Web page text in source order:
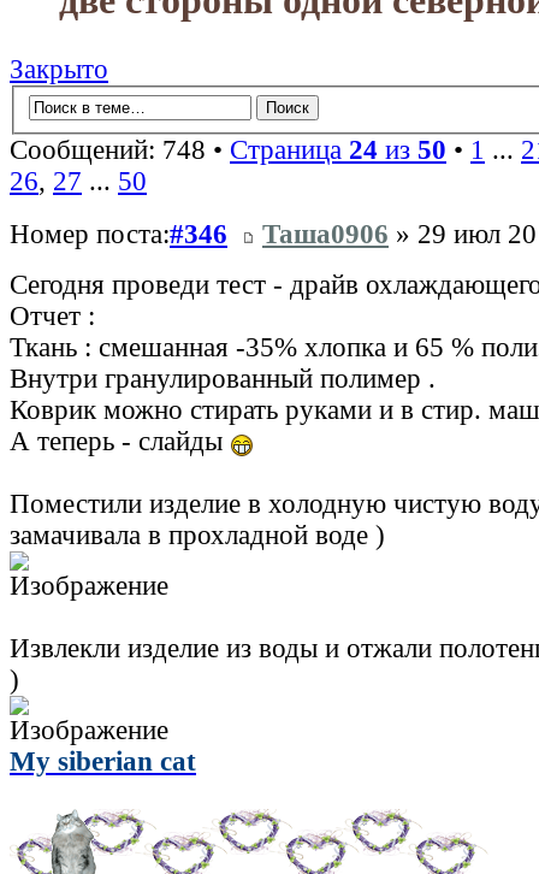
Закрыто
Сообщений: 748 • Страница 24 из 50 • 1 ...
26, 27 ... 50
Номер поста:#346 Таша0906 » 29 июл
Сегодня проведи тест - драйв
Отчет :
Ткань : смешанная -35% хлопка и 65 %
Внутри гранулированный полимер .
Коврик можно стирать руками и в стир.
А теперь - слайды
Поместили изделие в холодную чистую
замачивала в прохладной воде )
Извлекли изделие из воды и отжали
)
My siberian cat